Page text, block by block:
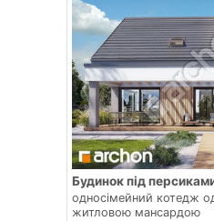
Будинок під
односімейний котедж
житловою мансардою